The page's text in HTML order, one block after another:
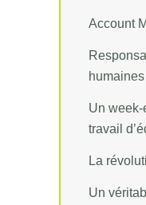
Account
humaines
Un
travail
La
Un